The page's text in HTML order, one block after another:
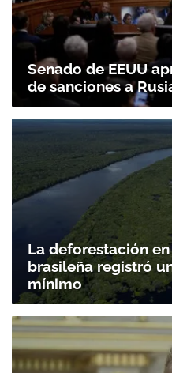
Gracias por
Senado de EEUU
de sanciones a
La deforestación
brasileña registró
mínimo